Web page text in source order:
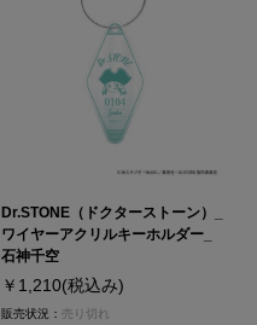
Dr.STONE（ドクターストーン）_
ワイヤーアクリルキーホルダー_
石神千空
￥1,210(税込み)
販売状況：売り切れ